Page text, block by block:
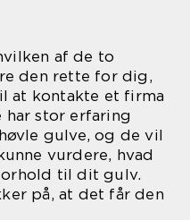
af de to
den rette for dig,
at kontakte et firma
har stor erfaring
gulve, og de vil
vurdere, hvad
til dit gulv.
på, at det får den